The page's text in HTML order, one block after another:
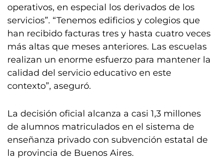
operativos, en especial los derivados de los
servicios”. “Tenemos edificios y colegios que
han recibido facturas tres y hasta cuatro veces
más altas que meses anteriores. Las escuelas
realizan un enorme esfuerzo para mantener la
calidad del servicio educativo en este
contexto”, aseguró.
La decisión oficial alcanza a casi 1,3 millones
de alumnos matriculados en el sistema de
enseñanza privado con subvención estatal de
la provincia de Buenos Aires.